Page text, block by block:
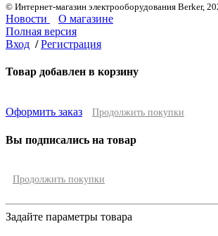
© Интернет-магазин электрооборудования Berker,
Новости
О магазине
Полная версия
Вход / Регистрация
Товар добавлен в корзину
Оформить заказ Продолжить покупки
Вы подписались на товар
Продолжить покупки
Задайте параметры товара